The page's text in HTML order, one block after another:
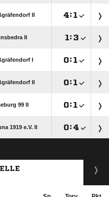
II :
II  : 
I :
II :
99 II :
1919 e.V. II :